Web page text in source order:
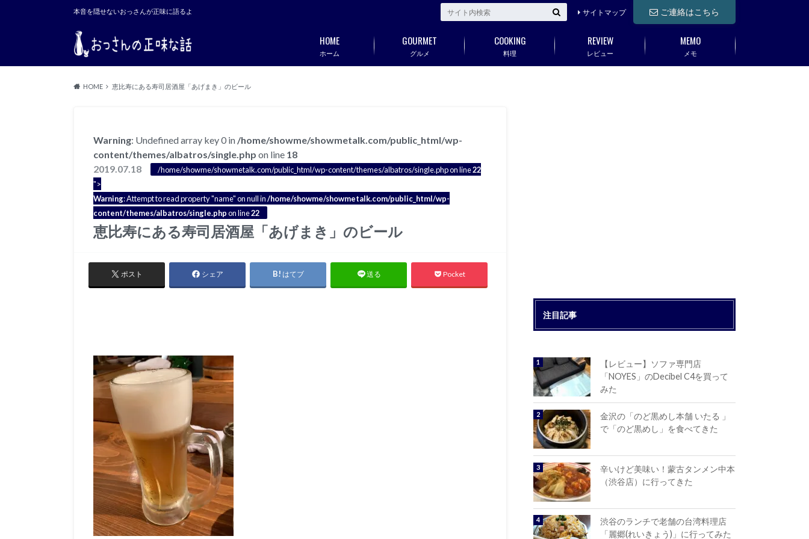
本音を隠せないおっさんが正味に語るよ ご連絡はこちら
サイトマップ
ホーム
HOME
グルメ
GOURMET
料理
COOKING
レビュー
REVIEW
メモ
MEMO
HOME 恵比寿にある寿司居酒屋「あげまき」のビール
Warning: Undefined array key 0 in /home/showme/showmetalk.com/public_html/wp-
content/themes/albatros/single.php on line 18
2019.07.18
/home/showme/showmetalk.com/public_html/wp-content/themes/albatros/single.php on line22
">
Warning: Attempt to read property "name" on null in /home/showme/showmetalk.com/public_html/wp-
content/themes/albatros/single.phpon line22
恵比寿にある寿司居酒屋「あげまき」のビール
ポスト シェア はてブ 送る Pocket
注目記事
【レビュー】ソファ専門店
「NOYES」のDecibel C4を買って
みた
金沢の「のど黒めし本舗 いたる 」
で「のど黒めし」を食べてきた
辛いけど美味い！蒙古タンメン中本
（渋谷店）に行ってきた
渋谷のランチで老舗の台湾料理店
「麗郷(れいきょう)」に行ってみた